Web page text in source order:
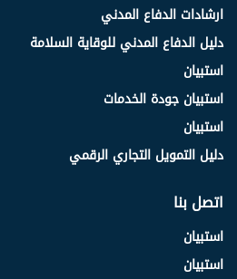
ارشادات الدفاع المدني
دليل الدفاع المدني للوقاية السلامة
استبيان
استبيان جودة الخدمات
استبيان
دليل التمويل التجاري الرقمي
اتصل بنا
استبيان
استبيان